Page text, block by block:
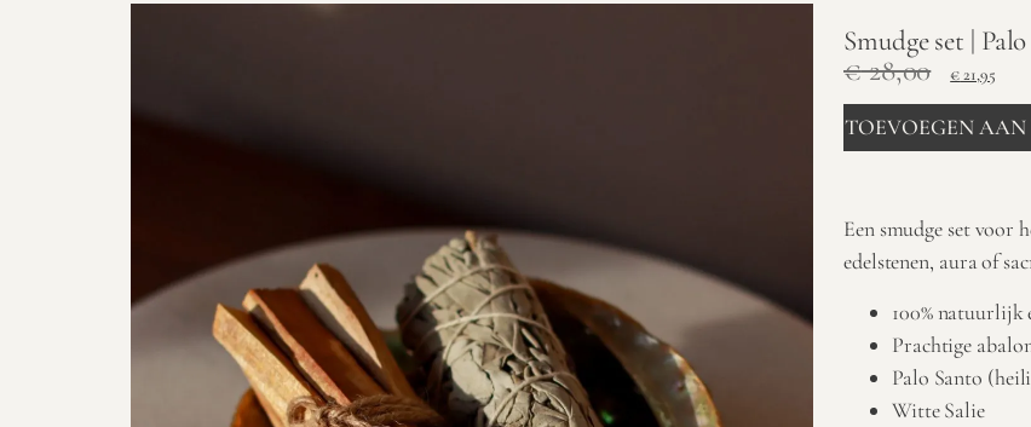
Smudge set |
€28,00 €21,95
TOEVOEGEN
Een smudge set voor
edelstenen, aura of
100% natuurlijk
Prachtige
Palo Santo
Witte Salie